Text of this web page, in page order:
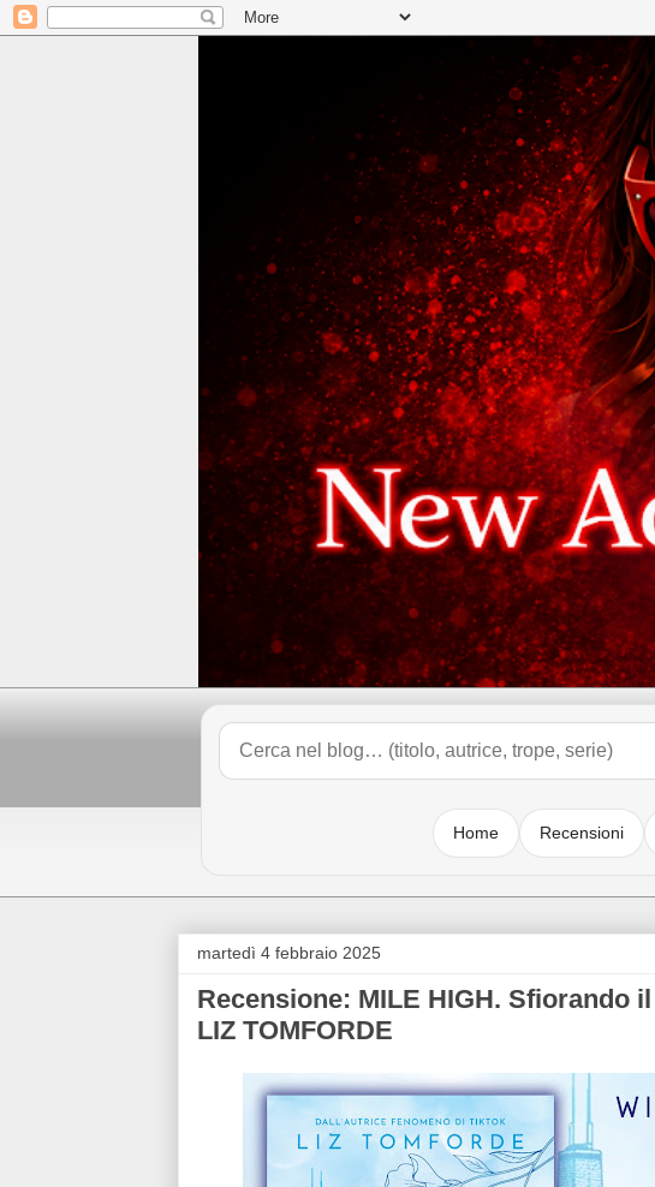
Home Recensioni
martedì 4 febbraio 2025
Recensione: MILE HIGH. Sfiorando
LIZ TOMFORDE